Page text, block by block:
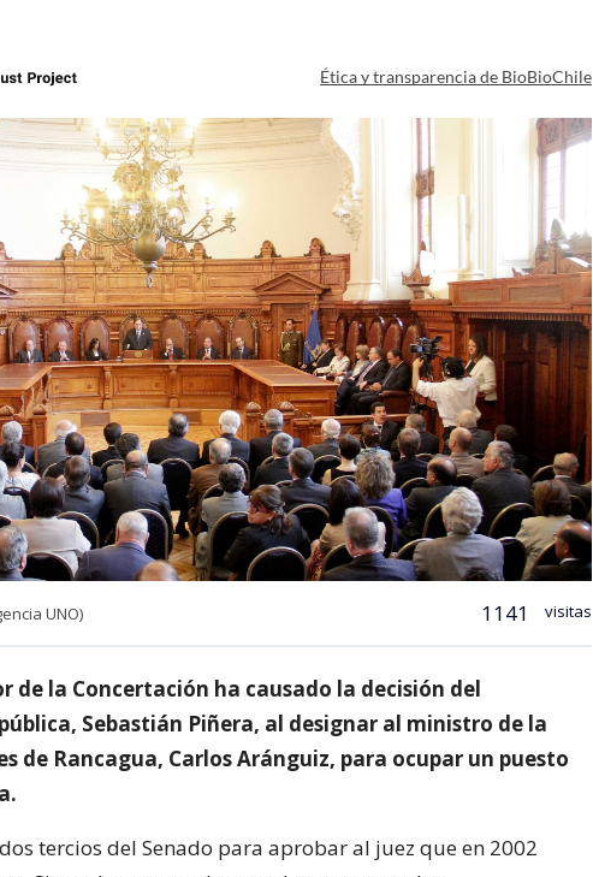
Ética y transparencia de BioBioChile
UNO) 1141 visitas
de la Concertación ha causado la decisión del
Sebastián Piñera, al designar al ministro de la
de Rancagua, Carlos Aránguiz, para ocupar un puesto
tercios del Senado para aprobar al juez que en 2002